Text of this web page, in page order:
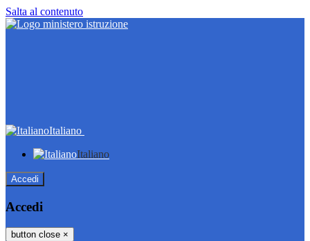
Salta al contenuto
Italiano
Italiano
Accedi
Accedi
button close ×